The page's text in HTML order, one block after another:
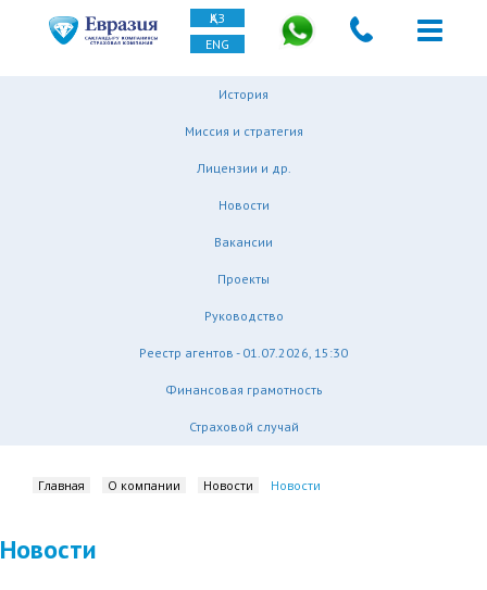
ҚАЗ
ENG
История
Миссия и стратегия
Лицензии и др.
Новости
Вакансии
Проекты
Руководство
Реестр агентов - 01.07.2026, 15:30
Финансовая грамотность
Страховой случай
Главная О компании Новости Новости
Новости